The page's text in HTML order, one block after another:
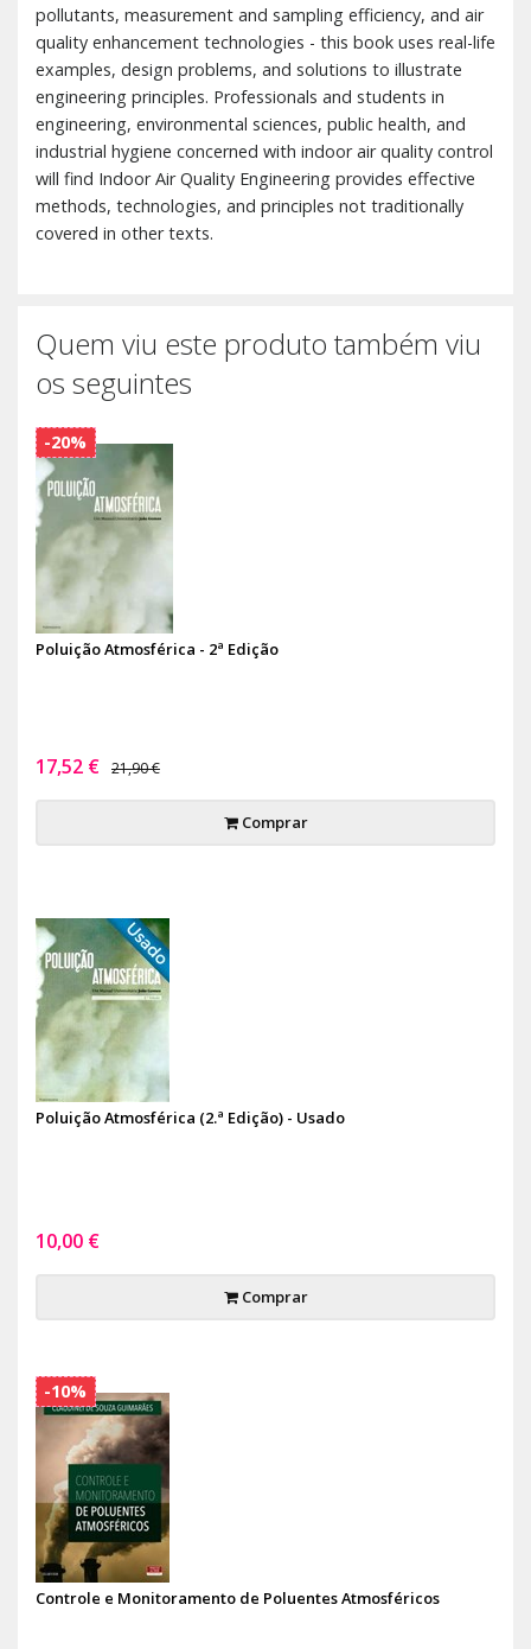
pollutants, measurement and sampling efficiency, and air
quality enhancement technologies - this book uses real-life
examples, design problems, and solutions to illustrate
engineering principles. Professionals and students in
engineering, environmental sciences, public health, and
industrial hygiene concerned with indoor air quality control
will find Indoor Air Quality Engineering provides effective
methods, technologies, and principles not traditionally
covered in other texts.
Quem viu este produto também viu
os seguintes
Poluição Atmosférica - 2ª Edição
17,52 € 21,90 €
Comprar
-20%
Poluição Atmosférica (2.ª Edição) - Usado
10,00 €
Comprar
Controle e Monitoramento de Poluentes Atmosféricos
-10%